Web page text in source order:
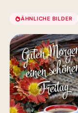
ÄHNLICHE BILDER